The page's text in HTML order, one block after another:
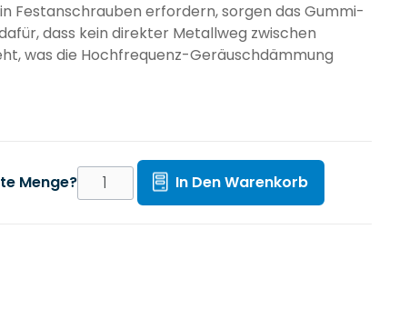
Festanschrauben erfordern, sorgen das Gummi-
dass kein direkter Metallweg zwischen
was die Hochfrequenz-Geräuschdämmung
Menge? In Den Warenkorb